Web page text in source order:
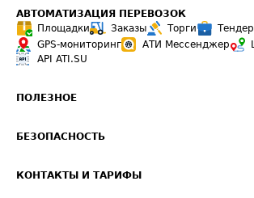
АВТОМАТИЗАЦИЯ ПЕРЕВОЗОК
Площадки
Заказы Торги
GPS-мониторинг
АТИ Мессенджер
API ATI.SU
ПОЛЕЗНОЕ
Звезды ATI.SU на вашем сайте
БЕЗОПАСНОСТЬ
КОНТАКТЫ И ТАРИФЫ